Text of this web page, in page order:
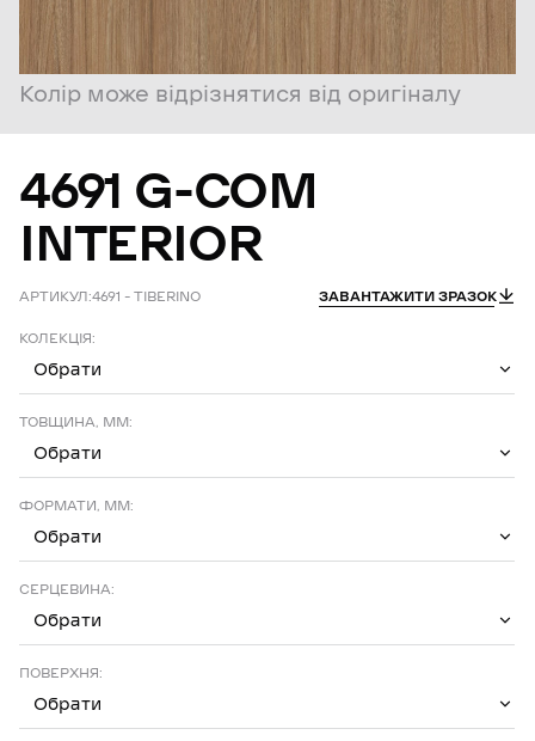
Колір може відрізнятися від оригіналу
4691 G-COM
INTERIOR
АРТИКУЛ:4691 – TIBERINO ЗАВАНТАЖИТИ ЗРАЗОК
КОЛЕКЦІЯ:
Обрати
ТОВЩИНА, ММ:
Обрати
ФОРМАТИ, ММ:
Обрати
СЕРЦЕВИНА:
Обрати
ПОВЕРХНЯ:
Обрати